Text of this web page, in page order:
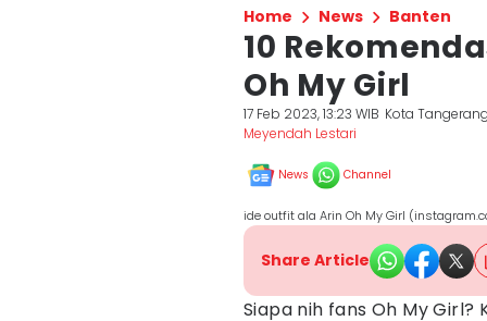
Home News Banten
10
Oh My Girl
17 Feb 2023, 13:23 WIB Kota
Meyendah Lestari
News Channel
ide outfit ala Arin Oh My Girl
Share Article
Siapa nih fans Oh My